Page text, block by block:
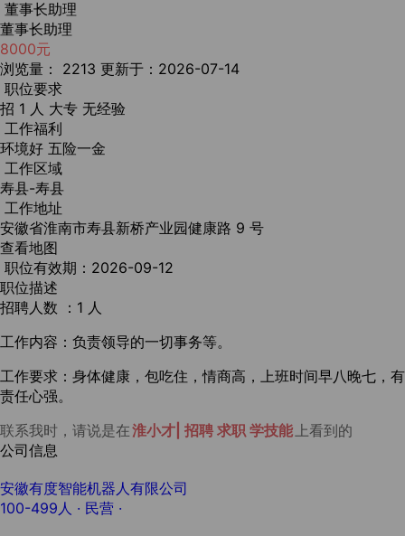
董事长助理
董事长助理
8000元
浏览量： 2213 更新于：2026-07-14
职位要求
招 1 人 大专 无经验
工作福利
环境好 五险一金
工作区域
寿县-寿县
工作地址
安徽省淮南市寿县新桥产业园健康路 9 号
查看地图
职位有效期：2026-09-12
职位描述
招聘人数 ：1 人
工作内容：负责领导的一切事务等。
工作要求：身体健康，包吃住，情商高，上班时间早八晚七，有
责任心强。
联系我时，请说是在淮小才| 招聘 求职 学技能上看到的
公司信息
安徽有度智能机器人有限公司
100-499人 · 民营 ·